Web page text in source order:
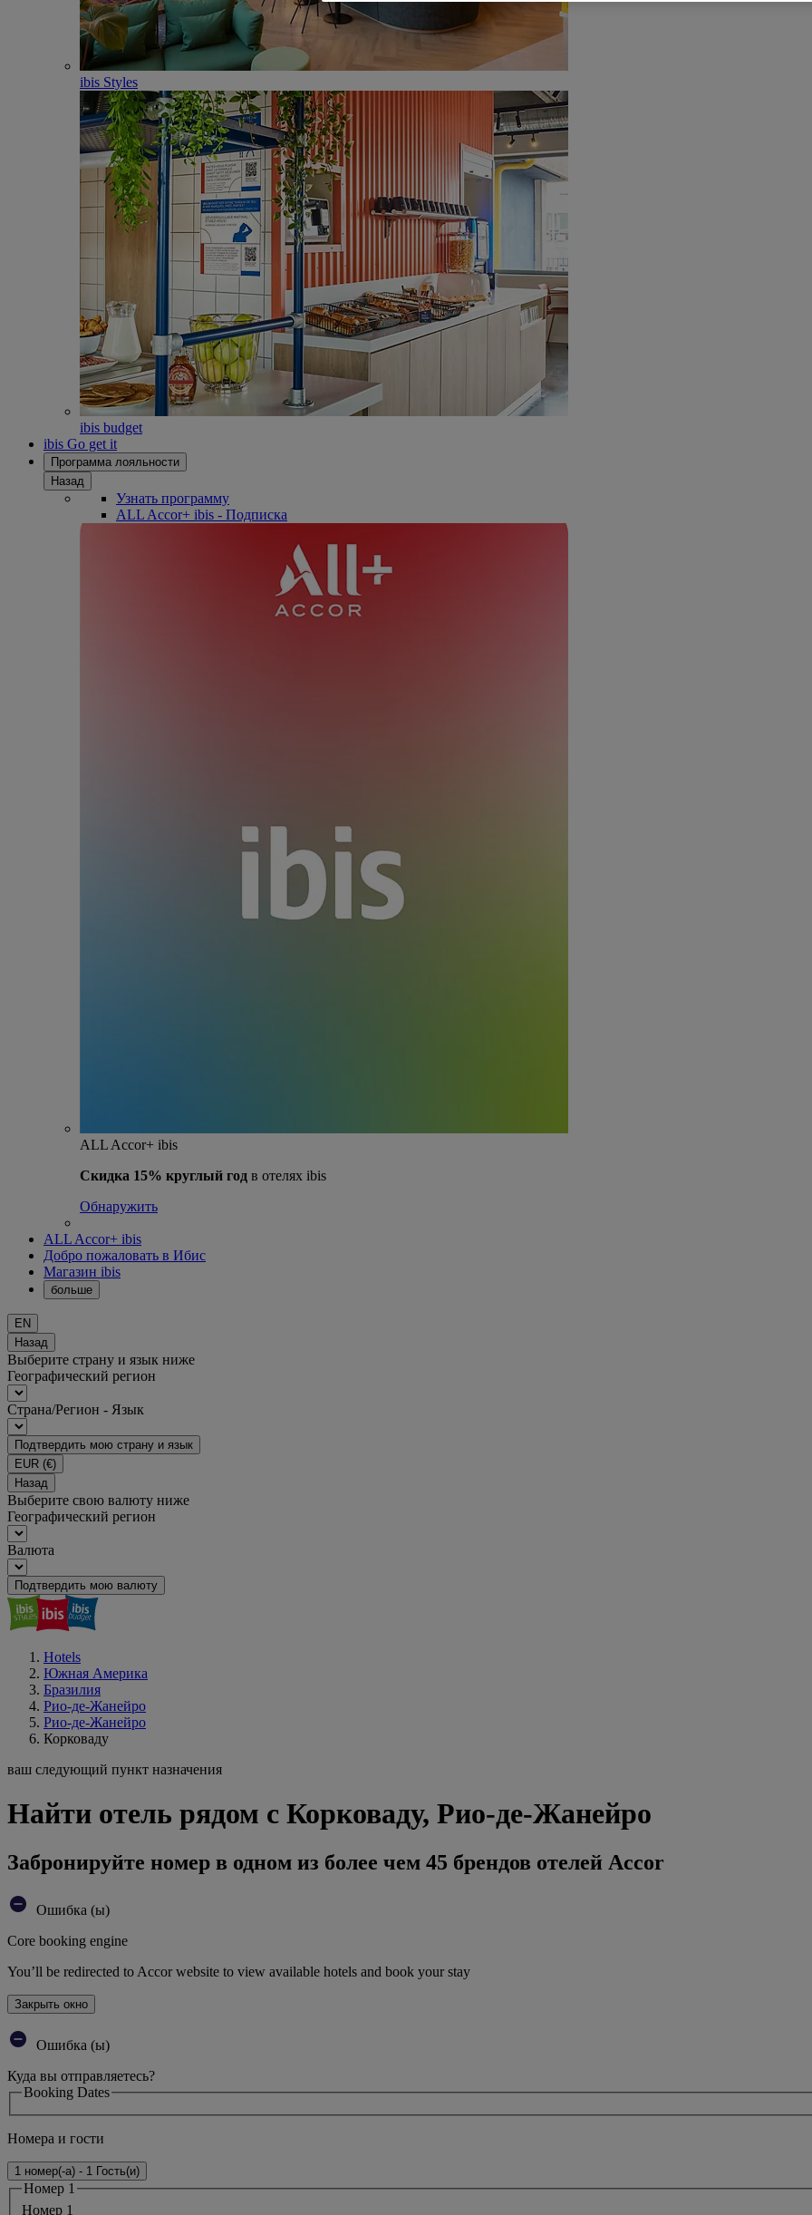
ibis Styles
ibis budget
ibis Go get it
Программа лояльности
Назад
Узнать программу
ALL Accor+ ibis - Подписка
ALL Accor+ ibis
Скидка 15% круглый год в отелях ibis
Обнаружить
ALL Accor+ ibis
Добро пожаловать в Ибис
Магазин ibis
больше
EN
Назад
Выберите страну и язык ниже
Географический регион
Страна/Регион - Язык
Подтвердить мою страну и язык
EUR (€)
Назад
Выберите свою валюту ниже
Географический регион
Валюта
Подтвердить мою валюту
Hotels
Южная Америка
Бразилия
Рио-де-Жанейро
Рио-де-Жанейро
Корковаду
ваш следующий пункт назначения
Найти отель рядом с Корковаду, Рио-де-Жанейро
Забронируйте номер в одном из более чем 45 брендов отелей Accor
Ошибка (ы)
Core booking engine
You’ll be redirected to Accor website to view available hotels and book your stay
Закрыть окно
Ошибка (ы)
Куда вы отправляетесь?
Booking Dates
Номера и гости
1 номер(-а) - 1 Гость(и)
Номер 1
Номер 1